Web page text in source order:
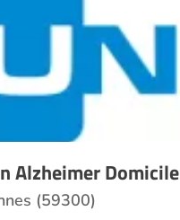
Alzheimer Domicile
(59300)